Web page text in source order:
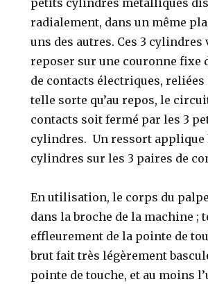
petits cylindres métalliques
radialement, dans un même
uns des autres. Ces 3 cylindres
reposer sur une couronne fixe
de contacts électriques, reliées
telle sorte qu’au repos, le
contacts soit fermé par les 3
cylindres. Un ressort applique
cylindres sur les 3 paires de
En utilisation, le corps du
dans la broche de la machine ;
effleurement de la pointe de
brut fait très légèrement
pointe de touche, et au moins